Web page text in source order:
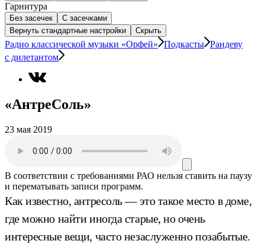
Гарнитура
Без засечек
С засечками
Вернуть стандартные настройки
Скрыть
Радио классической музыки «Орфей» Подкасты Рандеву
с дилетантом
«АнтреСоль»
23 мая 2019
В соответствии с требованиями РАО нельзя ставить на паузу
и перематывать записи программ.
Как известно, антресоль — это такое место в доме,
где можно найти иногда старые, но очень
интересные вещи, часто незаслуженно позабытые.